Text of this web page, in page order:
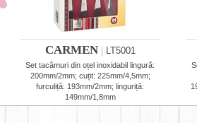
CARMEN LT5001
Set tacâmuri din oțel inoxidabil lingură:
200mm/2mm; cuțit: 225mm/4,5mm;
furculiță: 193mm/2mm; linguriță:
149mm/1,8mm